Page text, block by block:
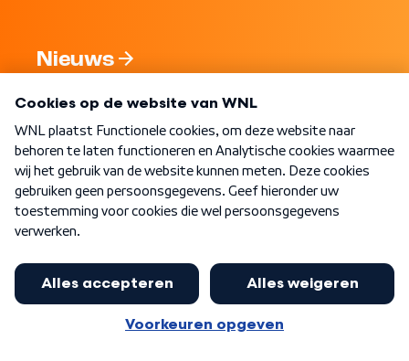
Nieuws
Nieuwsbrief
Word Lid